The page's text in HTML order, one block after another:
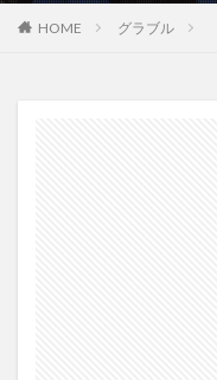
HOME グラブル